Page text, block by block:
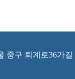
중구 퇴계로36가길